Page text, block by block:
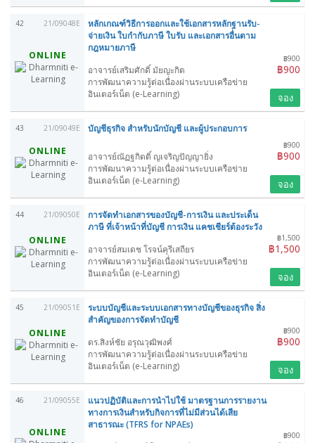
42 21/09048E
ONLINE
หลักเกณฑ์วิธีการออกและใช้เอกสารหลักฐานรับ-
จ่ายเงิน ใบกำกับภาษี ใบรับ และเอกสารอื่นตาม
กฎหมายภาษี
฿900
฿900
อาจารย์เสริมศักดิ์ มัยญะกิต
การพัฒนาความรู้ต่อเนื่องผ่านระบบเครือข่าย
อินเตอร์เน็ต (e-Learning)
จอง
43 21/09049E
ONLINE
บัญชีธุรกิจ สำหรับนักบัญชี และผู้ประกอบการ
฿900
฿900
อาจารย์ณัฏฐกิตติ์ ญเจริญปัญญายิ่ง
การพัฒนาความรู้ต่อเนื่องผ่านระบบเครือข่าย
อินเตอร์เน็ต (e-Learning)
จอง
44 21/09050E
ONLINE
การจัดทำเอกสารของบัญชี-การเงิน และประเด็น
ภาษี ที่เจ้าหน้าที่บัญชี การเงิน แคชเชียร์ต้องระวัง
฿1,500
฿1,500
อาจารย์สมเดช โรจน์คุรีเสถียร
การพัฒนาความรู้ต่อเนื่องผ่านระบบเครือข่าย
อินเตอร์เน็ต (e-Learning)
จอง
45 21/09051E
ONLINE
ระบบบัญชีและระบบเอกสารทางบัญชีของธุรกิจ สิ่ง
สำคัญของการจัดทำบัญชี
฿900
฿900
ดร.สิงห์ชัย อรุณวุฒิพงศ์
การพัฒนาความรู้ต่อเนื่องผ่านระบบเครือข่าย
อินเตอร์เน็ต (e-Learning)
จอง
46 21/09055E
ONLINE
แนวปฏิบัติและการนำไปใช้ มาตรฐานการรายงาน
ทางการเงินสำหรับกิจการที่ไม่มีส่วนได้เสีย
สาธารณะ (TFRS for NPAEs)
฿900